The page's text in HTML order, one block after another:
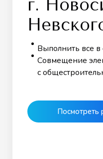
г.
Выполнить все
Совмещение
с
Посмотреть